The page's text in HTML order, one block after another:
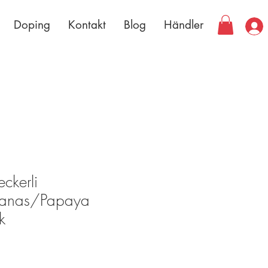
Doping Kontakt Blog Händler
Papaya